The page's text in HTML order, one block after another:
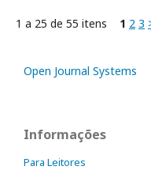
1 a 25 de 55 itens 1 2 3
Open Journal Systems
Informações
Para Leitores